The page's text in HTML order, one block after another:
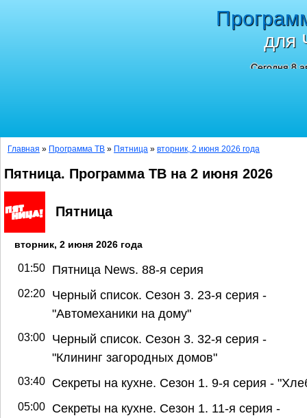
для
Сегодня 8
Главная » Программа ТВ » Пятница » вторник, 2 июня 2026 года
Пятница. Программа ТВ на 2 июня 2026
Пятница
вторник, 2 июня 2026 года
01:50 Пятница News. 88-я серия
02:20
Черный список. Сезон 3. 23-я серия -
"Автомеханики на дому"
03:00
Черный список. Сезон 3. 32-я серия -
"Клининг загородных домов"
03:40 Секреты на кухне. Сезон 1. 9-я серия -
05:00
Секреты на кухне. Сезон 1. 11-я серия -